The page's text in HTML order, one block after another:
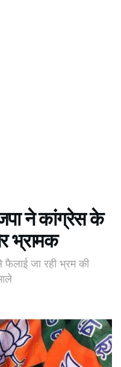
ने कांग्रेस के
भ्रामक
जा रही भ्रम की